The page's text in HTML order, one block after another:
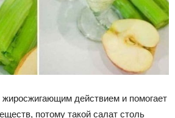
жиросжигающим действием и помогает
потому такой салат столь